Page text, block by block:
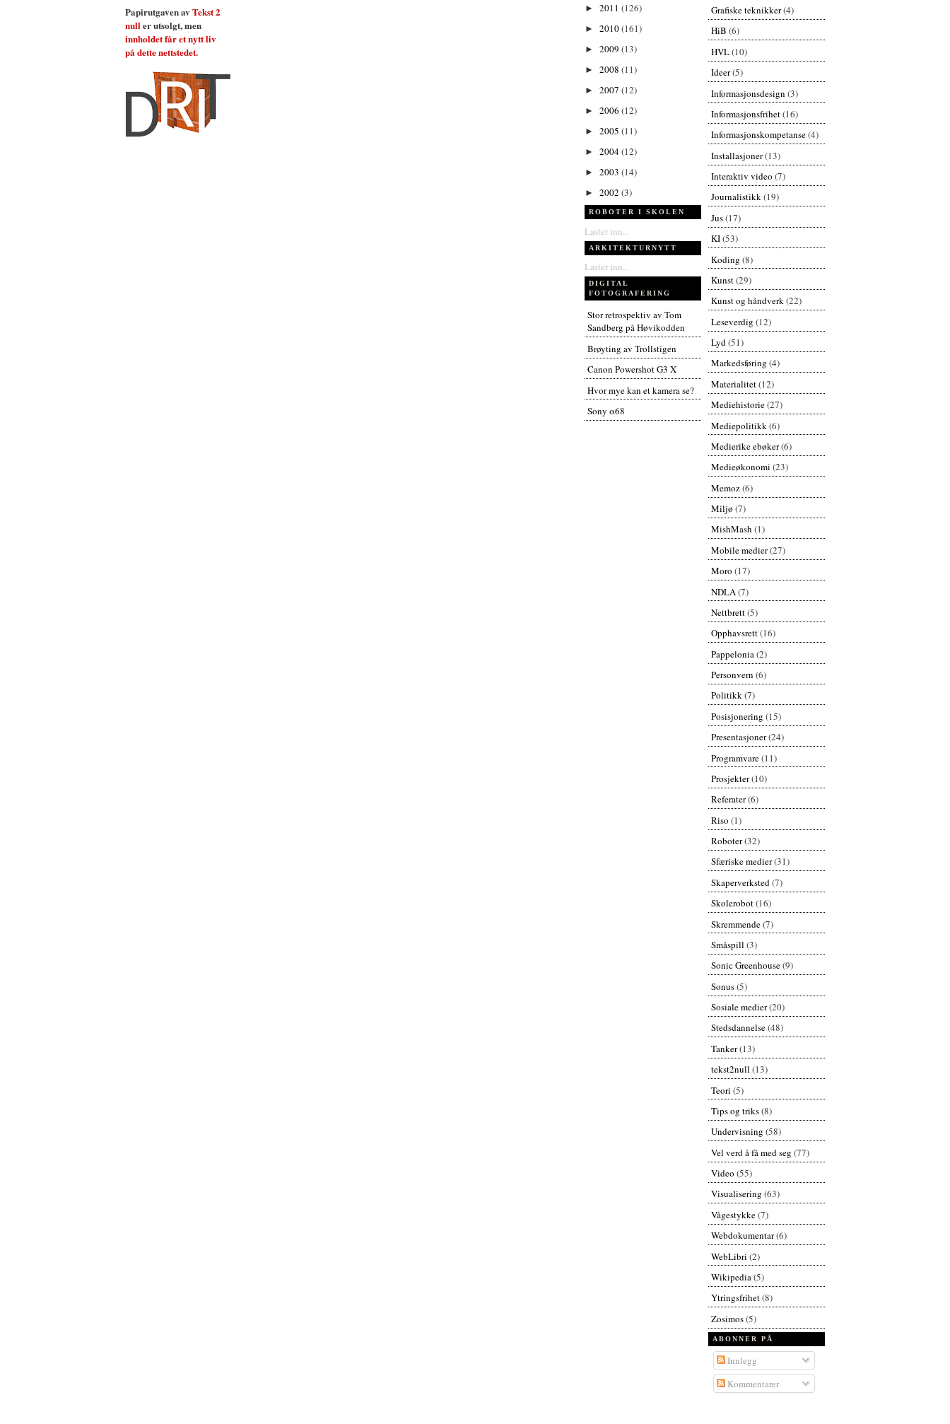
Papirutgaven av Tekst 2
nuller utsolgt, men
innholdet får et nytt liv
på dette nettstedet.
► 2011 (126)
► 2010(161)
► 2009 (13)
► 2008 (11)
► 2007 (12)
► 2006 (12)
► 2005 (11)
► 2004(12)
► 2003 (14)
► 2002 (3)
ROBOTER I SKOLEN
Laster inn...
ARKITEKTURNYTT
Laster inn...
DIGITAL
FOTOGRAFERING
Stor retrospektiv av Tom
Sandberg på Høvikodden
Brøyting av Trollstigen
Canon Powershot G3 X
Hvor mye kan et kamera se?
Sony α68
Grafiske teknikker(4)
HiB (6)
HVL(10)
Ideer(5)
Informasjonsdesign (3)
Informasjonsfrihet(16)
Informasjonskompetanse(4)
Installasjoner(13)
Interaktiv video (7)
Journalistikk(19)
Jus(17)
KI(53)
Koding (8)
Kunst(29)
Kunst og håndverk(22)
Leseverdig (12)
Lyd(51)
Markedsføring (4)
Materialitet(12)
Mediehistorie(27)
Mediepolitikk (6)
Medierike ebøker(6)
Medieøkonomi (23)
Memoz(6)
Miljø (7)
MishMash (1)
Mobile medier(27)
Moro (17)
NDLA (7)
Nettbrett(5)
Opphavsrett(16)
Pappelonia(2)
Personvern (6)
Politikk(7)
Posisjonering (15)
Presentasjoner(24)
Programvare(11)
Prosjekter(10)
Referater(6)
Riso (1)
Roboter(32)
Sfæriske medier(31)
Skaperverksted(7)
Skolerobot(16)
Skremmende(7)
Småspill (3)
Sonic Greenhouse(9)
Sonus(5)
Sosiale medier(20)
Stedsdannelse(48)
Tanker(13)
tekst2null (13)
Teori (5)
Tips og triks(8)
Undervisning (58)
Vel verd å få med seg (77)
Video (55)
Visualisering (63)
Vågestykke(7)
Webdokumentar(6)
WebLibri (2)
Wikipedia(5)
Ytringsfrihet(8)
Zosimos(5)
ABONNER PÅ
Innlegg
Kommentarer